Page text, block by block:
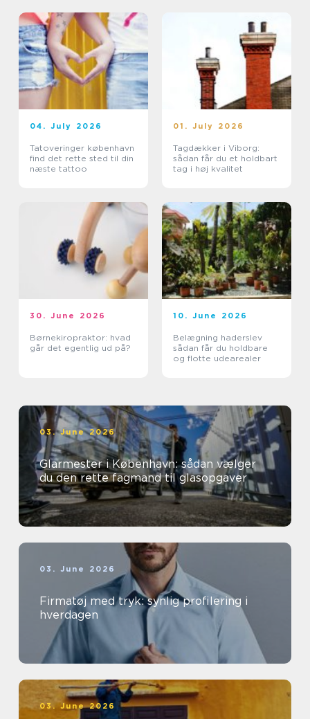
04. July 2026
Tatoveringer københavn
find det rette sted til din
næste tattoo
01. July 2026
Tagdækker i Viborg:
sådan får du et holdbart
tag i høj kvalitet
30. June 2026
Børnekiropraktor: hvad
går det egentlig ud på?
10. June 2026
Belægning haderslev
sådan får du holdbare
og flotte udearealer
03. June 2026
Glarmester i København: sådan vælger
du den rette fagmand til glasopgaver
03. June 2026
Firmatøj med tryk: synlig profilering i
hverdagen
03. June 2026